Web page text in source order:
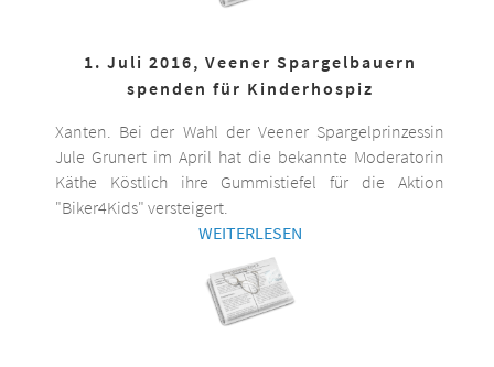
1. Juli 2016, Veener Spargelbauern
spenden für Kinderhospiz
Xanten. Bei der Wahl der Veener Spargelprinzessin
Jule Grunert im April hat die bekannte Moderatorin
Käthe Köstlich ihre Gummistiefel für die Aktion
"Biker4Kids" versteigert.
WEITERLESEN